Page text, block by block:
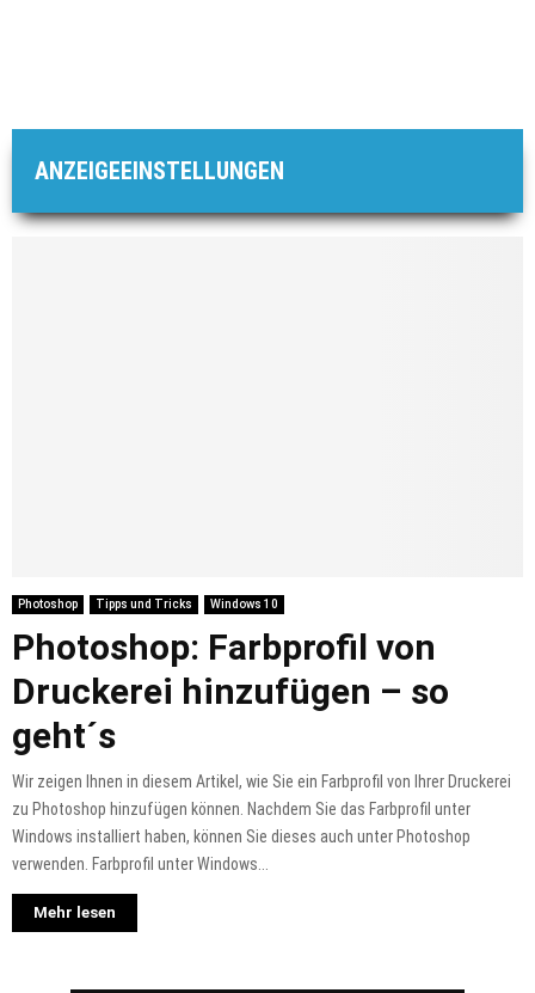
ANZEIGEEINSTELLUNGEN
Photoshop Tipps und Tricks Windows 10
Photoshop: Farbprofil von
Druckerei hinzufügen – so
geht´s
Wir zeigen Ihnen in diesem Artikel, wie Sie ein Farbprofil von Ihrer Druckerei
zu Photoshop hinzufügen können. Nachdem Sie das Farbprofil unter
Windows installiert haben, können Sie dieses auch unter Photoshop
verwenden. Farbprofil unter Windows...
Mehr lesen